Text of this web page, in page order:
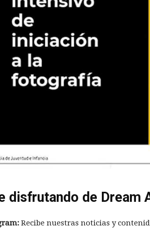
disfrutando de Dream
Recibe nuestras noticias y